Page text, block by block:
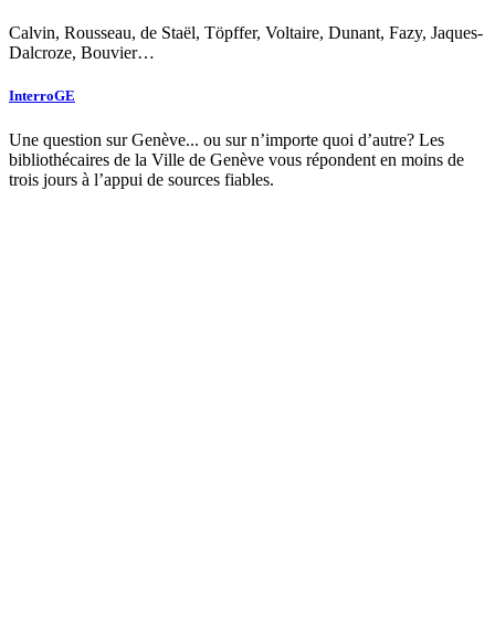
Calvin, Rousseau, de Staël, Töpffer, Voltaire, Dunant, Fazy, Jaques-
Dalcroze, Bouvier…
InterroGE
Une question sur Genève... ou sur n’importe quoi d’autre? Les
bibliothécaires de la Ville de Genève vous répondent en moins de
trois jours à l’appui de sources fiables.